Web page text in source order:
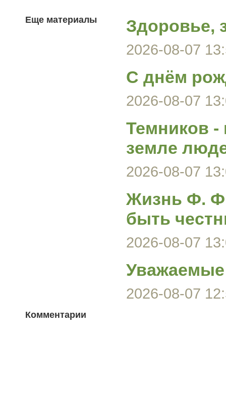
Еще материалы Здоровье,
2026-08-07
С днём
2026-08-07
Темников
земле
2026-08-07
Жизнь Ф.
быть
2026-08-07
Уважаемые
2026-08-07
Комментарии